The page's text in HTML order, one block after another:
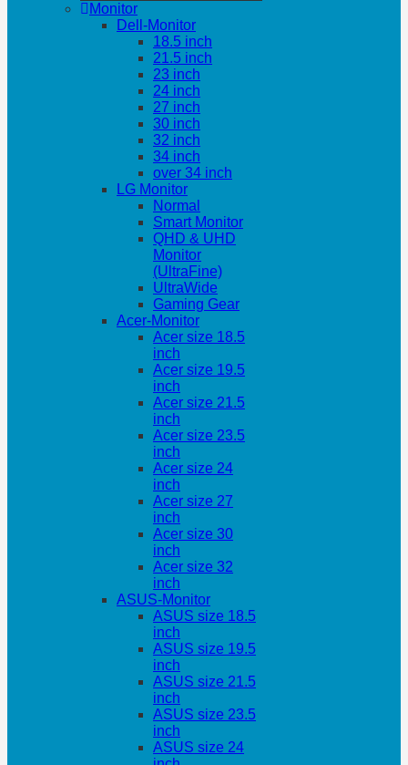
Monitor
Dell-Monitor
18.5 inch
21.5 inch
23 inch
24 inch
27 inch
30 inch
32 inch
34 inch
over 34 inch
LG Monitor
Normal
Smart Monitor
QHD & UHD
Monitor
(UltraFine)
UltraWide
Gaming Gear
Acer-Monitor
Acer size 18.5
inch
Acer size 19.5
inch
Acer size 21.5
inch
Acer size 23.5
inch
Acer size 24
inch
Acer size 27
inch
Acer size 30
inch
Acer size 32
inch
ASUS-Monitor
ASUS size 18.5
inch
ASUS size 19.5
inch
ASUS size 21.5
inch
ASUS size 23.5
inch
ASUS size 24